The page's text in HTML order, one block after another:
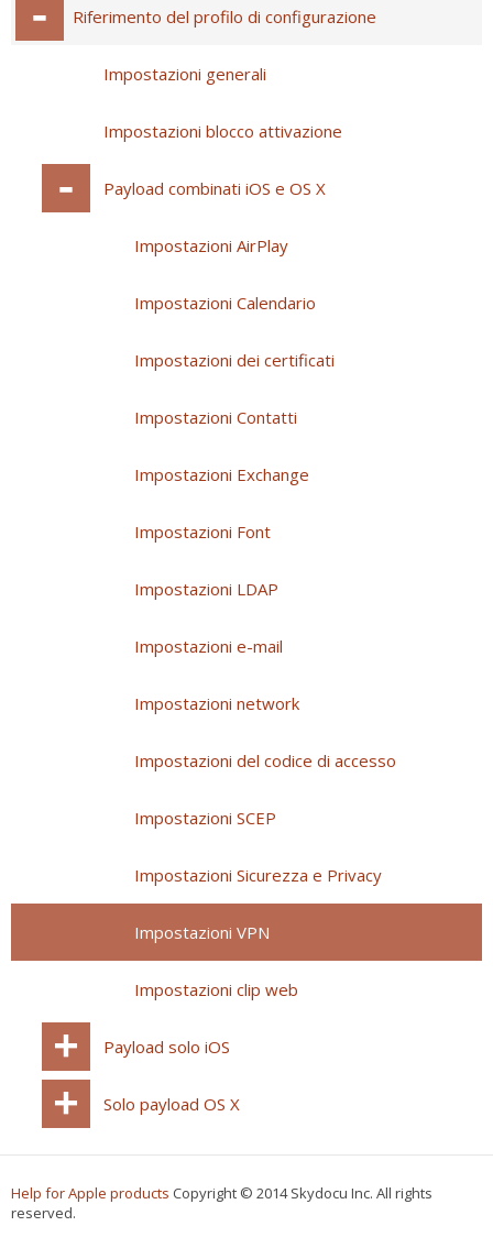
Riferimento del profilo di configurazione
Impostazioni generali
Impostazioni blocco attivazione
Payload combinati iOS e OS X
Impostazioni AirPlay
Impostazioni Calendario
Impostazioni dei certificati
Impostazioni Contatti
Impostazioni Exchange
Impostazioni Font
Impostazioni LDAP
Impostazioni e-mail
Impostazioni network
Impostazioni del codice di accesso
Impostazioni SCEP
Impostazioni Sicurezza e Privacy
Impostazioni VPN
Impostazioni clip web
Payload solo iOS
Solo payload OS X
Help for Apple products Copyright © 2014 Skydocu Inc. All rights
reserved.